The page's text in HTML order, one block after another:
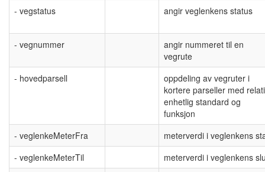
- vegstatus
angir veglenkens status
- vegnummer
angir nummeret til en
vegrute
- hovedparsell
oppdeling av vegruter i
kortere parseller med
enhetlig standard og
funksjon
- veglenkeMeterFra
meterverdi i veglenkens
- veglenkeMeterTil
meterverdi i veglenkens